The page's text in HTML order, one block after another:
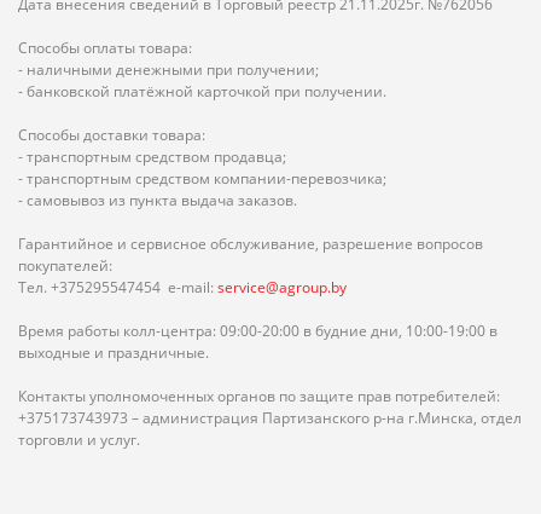
Дата внесения сведений в Торговый реестр 21.11.2025г. №762056
Способы оплаты товара:
- наличными денежными при получении;
- банковской платёжной карточкой при получении.
Способы доставки товара:
- транспортным средством продавца;
- транспортным средством компании-перевозчика;
- самовывоз из пункта выдача заказов.
Гарантийное и сервисное обслуживание, разрешение вопросов
покупателей:
Тел. +375295547454 e-mail: service@agroup.by
Время работы колл-центра: 09:00-20:00 в будние дни, 10:00-19:00 в
выходные и праздничные.
Контакты уполномоченных органов по защите прав потребителей:
+375173743973 – администрация Партизанского р-на г.Минска, отдел
торговли и услуг.